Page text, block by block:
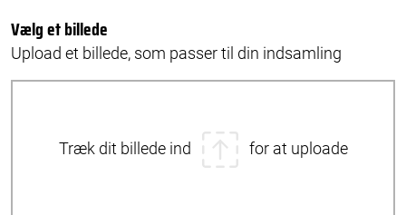
Vælg et billede
Upload et billede, som passer til din indsamling
Træk dit billede ind for at uploade